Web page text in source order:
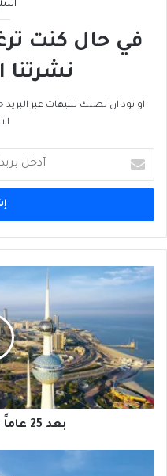
في حال كنت
نشرتنا
او تود ان تصلك تنبيهات عبر
بريدك
الإلكتروني
بعد
25
الكويت
بعد 25 عاماً على غزو الكويت